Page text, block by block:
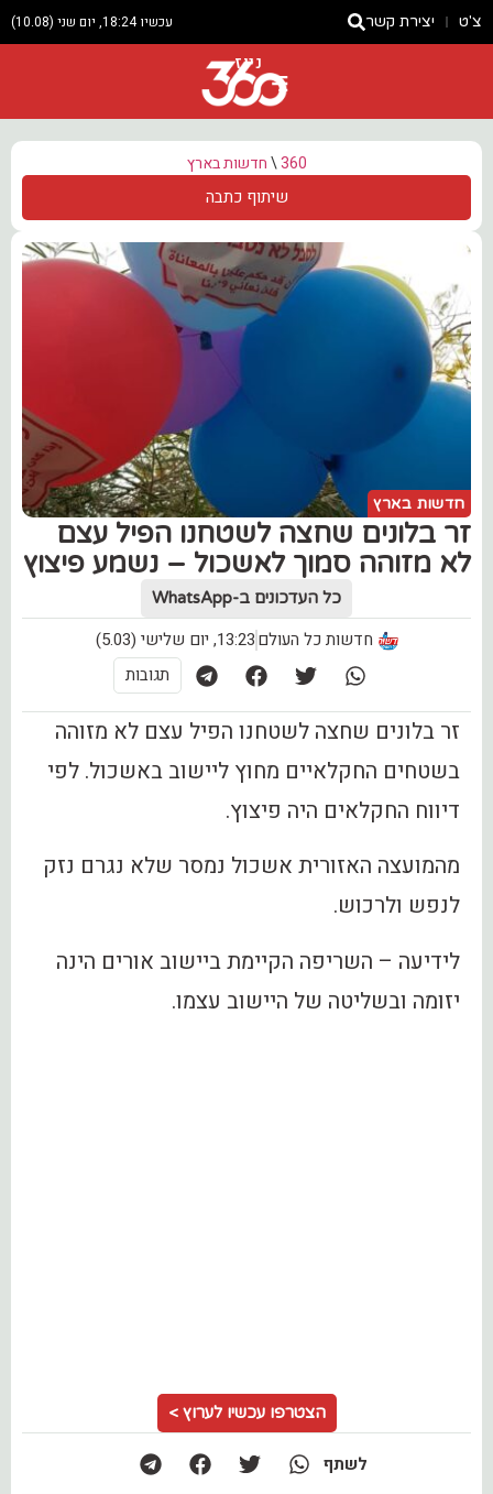
צ'ט יצירת קשר עכשיו 18:24, יום שני (10.08)
ניוז
360
\חדשות בארץ
שיתוף כתבה
חדשות בארץ
זר בלונים שחצה לשטחנו הפיל עצם
לא מזוהה סמוך לאשכול – נשמע פיצוץ
כל העדכונים ב-WhatsApp
חדשות כל העולם13:23, יום שלישי (5.03)
תגובות
זר בלונים שחצה לשטחנו הפיל עצם לא מזוהה
בשטחים החקלאיים מחוץ ליישוב באשכול. לפי
דיווח החקלאים היה פיצוץ.
מהמועצה האזורית אשכול נמסר שלא נגרם נזק
לנפש ולרכוש.
לידיעה – השריפה הקיימת ביישוב אורים הינה
יזומה ובשליטה של היישוב עצמו.
הצטרפו עכשיו לערוץ >
לשתף